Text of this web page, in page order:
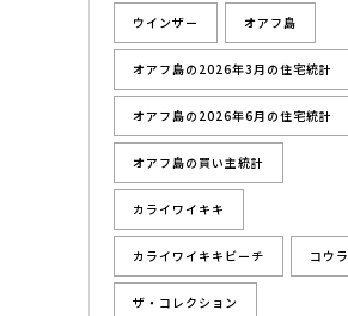
ウインザー オアフ島
オアフ島の2026年3月の住宅統計
オアフ島の2026年6月の住宅統計
オアフ島の買い主統計
カライワイキキ
カライワイキキビーチ コウラ
ザ・コレクション